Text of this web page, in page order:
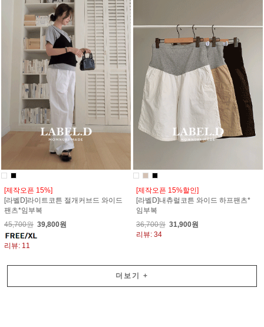
[제작오픈 15%]
[라벨D]라이트코튼 절개커브드 와이드
팬츠*임부복
45,700원 39,800원
리뷰: 11
[제작오픈 15%할인]
[라벨D]내츄럴코튼 와이드 하프팬츠*
임부복
36,700원 31,900원
리뷰: 34
더보기 +